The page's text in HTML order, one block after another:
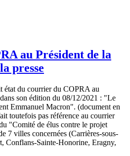
au Président de la
presse
état du courrier du COPRA au
son édition du 08/12/2021 : "Le
Emmanuel Macron". (document en
toutefois pas référence au courrier
"Comité de élus contre le projet
7 villes concernées (Carrières-sous-
Conflans-Sainte-Honorine, Eragny,